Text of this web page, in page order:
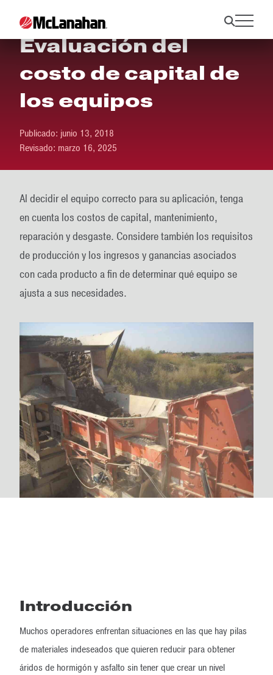
Evaluación del
costo de capital de
los equipos
Publicado: junio 13, 2018
Revisado: marzo 16, 2025
Al decidir el equipo correcto para su aplicación, tenga
en cuenta los costos de capital, mantenimiento,
reparación y desgaste. Considere también los requisitos
de producción y los ingresos y ganancias asociados
con cada producto a fin de determinar qué equipo se
ajusta a sus necesidades.
Introducción
Muchos operadores enfrentan situaciones en las que hay pilas
de materiales indeseados que quieren reducir para obtener
áridos de hormigón y asfalto sin tener que crear un nivel